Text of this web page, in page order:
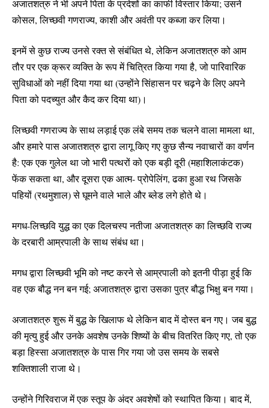
अजातशत्रु ने भी अपने पिता के प्रदेशों का काफी विस्तार किया; उसने
कोसल, लिच्छवी गणराज्य, काशी और अवंती पर कब्जा कर लिया।
इनमें से कुछ राज्य उनसे रक्त से संबंधित थे, लेकिन अजातशत्रु को आम
तौर पर एक क्रूर व्यक्ति के रूप में चित्रित किया गया है, जो पारिवारिक
सुविधाओं को नहीं दिया गया था (उन्होंने सिंहासन पर चढ़ने के लिए अपने
पिता को पदच्युत और कैद कर दिया था)।
लिच्छवी गणराज्य के साथ लड़ाई एक लंबे समय तक चलने वाला मामला था,
और हमारे पास अजातशत्रु द्वारा लागू किए गए कुछ सैन्य नवाचारों का वर्णन
है: एक एक गुलेल था जो भारी पत्थरों को एक बड़ी दूरी (महाशिलाकंटक)
फेंक सकता था, और दूसरा एक आत्म- प्रोपेलिंग, ढका हुआ रथ जिसके
पहियों (रथमुशाल) से घूमने वाले भाले और ब्लेड लगे होते थे।
मगध-लिच्छवि युद्ध का एक दिलचस्प नतीजा अजातशत्रु का लिच्छवि राज्य
के दरबारी आम्रपाली के साथ संबंध था।
मगध द्वारा लिच्छवी भूमि को नष्ट करने से आम्रपाली को इतनी पीड़ा हुई कि
वह एक बौद्ध नन बन गई; अजातशत्रु द्वारा उसका पुत्र बौद्ध भिक्षु बन गया।
अजातशत्रु शुरू में बुद्ध के खिलाफ थे लेकिन बाद में दोस्त बन गए। जब बुद्ध
की मृत्यु हुई और उनके अवशेष उनके शिष्यों के बीच वितरित किए गए, तो एक
बड़ा हिस्सा अजातशत्रु के पास गिर गया जो उस समय के सबसे
शक्तिशाली राजा थे।
उन्होंने गिरिवराज में एक स्तूप के अंदर अवशेषों को स्थापित किया। बाद में,